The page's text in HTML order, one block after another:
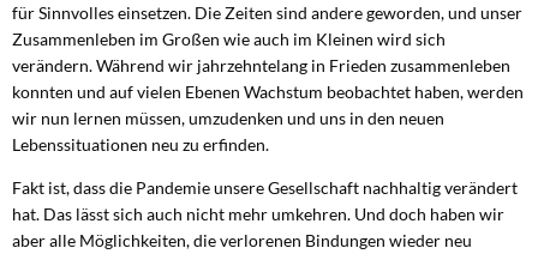
für Sinnvolles einsetzen. Die Zeiten sind andere geworden, und unser
Zusammenleben im Großen wie auch im Kleinen wird sich
verändern. Während wir jahrzehntelang in Frieden zusammenleben
konnten und auf vielen Ebenen Wachstum beobachtet haben, werden
wir nun lernen müssen, umzudenken und uns in den neuen
Lebenssituationen neu zu erfinden.
Fakt ist, dass die Pandemie unsere Gesellschaft nachhaltig verändert
hat. Das lässt sich auch nicht mehr umkehren. Und doch haben wir
aber alle Möglichkeiten, die verlorenen Bindungen wieder neu